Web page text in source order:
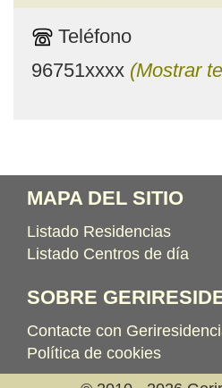
Teléfono
96751xxxx (Mostrar
MAPA DEL SITIO
Listado Residencias
Listado Centros de día
SOBRE
Contacte con
Política de cookies